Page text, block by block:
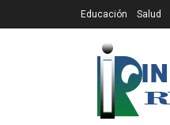
Educación Salud